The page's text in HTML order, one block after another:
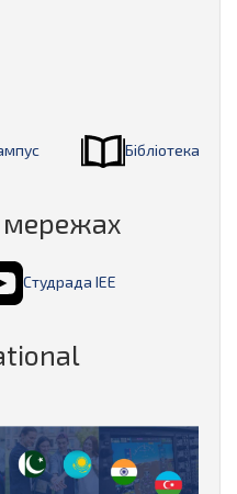
Бібліотека
мережах
Студрада ІЕЕ